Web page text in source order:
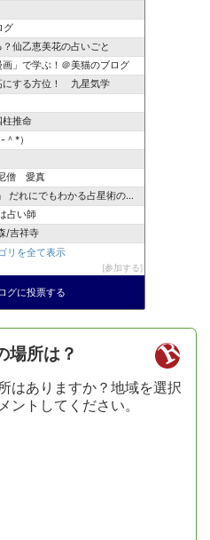
グ
仙乙恵美花の占いごと
」で学ぶ！＠美猫のブログ
にする方位！ 九星気学
柱推命
*）
僧 愛真
でもわかる占星術の極意『サビアン…
占い師
/吉祥寺
リを全て表示
参加する
グに投票する